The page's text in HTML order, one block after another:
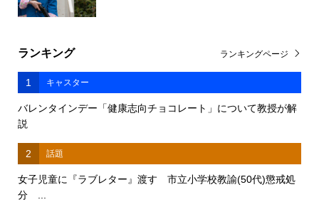
ランキング
1 キャスター
バレンタインデー「健康志向チョコレート」について教授が解
説
2 話題
女子児童に『ラブレター』渡す 市立小学校教諭(50代)懲戒処
分 ...
ランキングページ